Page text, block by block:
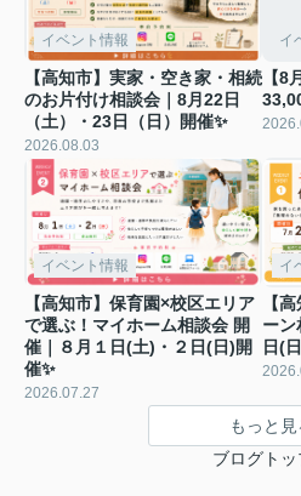
イベント情報
【高知市】実家・空き家・相続
のお片付け相談会｜8月22日
（土）・23日（日）開催✨
2026.08.03
イ
【8
イベント情報
【高知市】保育園×校区エリア
で選ぶ！マイホーム相談会 開
催｜８月１日(土)・２日(日)開
催✨
2026.07.27
イ
【
ー
日(
もっと見
ブログト